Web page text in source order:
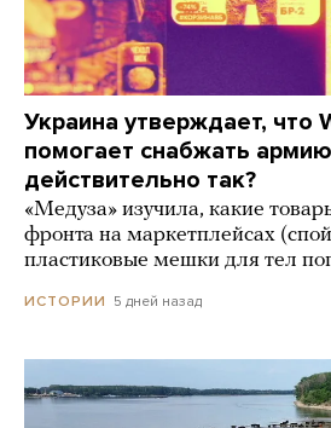
Украина утверждает, что
помогает снабжать
действительно так?
«Медуза» изучила, какие
фронта на маркетплейсах
пластиковые мешки для тел
ИСТОРИИ 5 дней назад